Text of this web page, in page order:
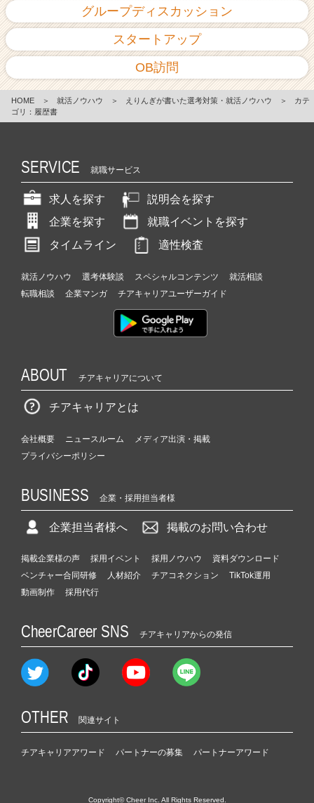
グループディスカッション
スタートアップ
OB訪問
HOME ＞ 就活ノウハウ ＞ えりんぎが書いた選考対策・就活ノウハウ ＞
カテ
ゴリ：履歴書
SERVICE 就職サービス
求人を探す
説明会を探す
企業を探す
就職イベントを探す
タイムライン
適性検査
就活ノウハウ 選考体験談 スペシャルコンテンツ
就活相談
転職相談
企業マンガ チアキャリアユーザーガイド
ABOUT チアキャリアについて
チアキャリアとは
会社概要 ニュースルーム
メディア出演・掲載
プライバシーポリシー
BUSINESS 企業・採用担当者様
企業担当者様へ 掲載のお問い合わせ
掲載企業様の声 採用イベント 採用ノウハウ
資料ダウンロード
ベンチャー合同研修
人材紹介 チアコネクション
TikTok運用
動画制作
採用代行
CheerCareer SNS チアキャリアからの発信
OTHER 関連サイト
チアキャリアアワード パートナーの募集 パートナーアワード
Copyright© Cheer Inc. All Rights Reserved.